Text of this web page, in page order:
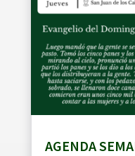
AGENDA